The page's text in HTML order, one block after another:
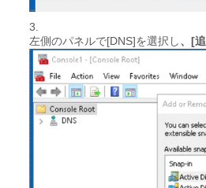
左側のパネルで[DNS]を選択し、[追